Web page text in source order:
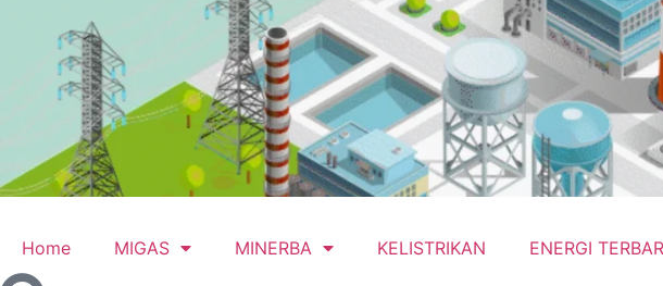
Home MIGAS MINERBA KELISTRIKAN ENERGI